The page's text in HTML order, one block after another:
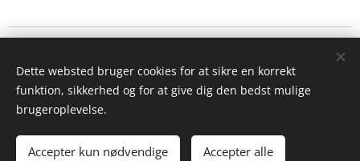
Tilføj til kurven
© 2015 -2025 Pearl River I/S. Porsvej 4 8220 Brabrand - CVR. 36599855
Cookies
Dette websted bruger cookies for at sikre en korrekt
funktion, sikkerhed og for at give dig den bedst mulige
brugeroplevelse.
Accepter kun nødvendige Accepter alle